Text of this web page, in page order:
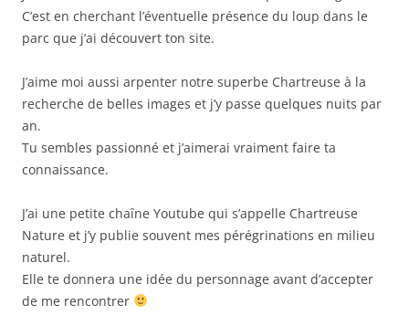
C’est en cherchant l’éventuelle présence du loup dans le
parc que j’ai découvert ton site.
J’aime moi aussi arpenter notre superbe Chartreuse à la
recherche de belles images et j’y passe quelques nuits par
an.
Tu sembles passionné et j’aimerai vraiment faire ta
connaissance.
J’ai une petite chaîne Youtube qui s’appelle Chartreuse
Nature et j’y publie souvent mes pérégrinations en milieu
naturel.
Elle te donnera une idée du personnage avant d’accepter
de me rencontrer